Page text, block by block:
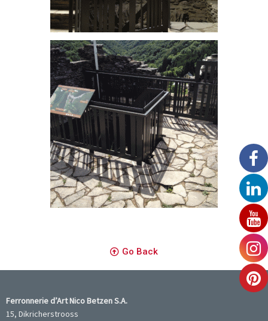
Château de Brandenbourg
Go Back
Ferronnerie d’Art Nico Betzen S.A.
15, Dikricherstrooss